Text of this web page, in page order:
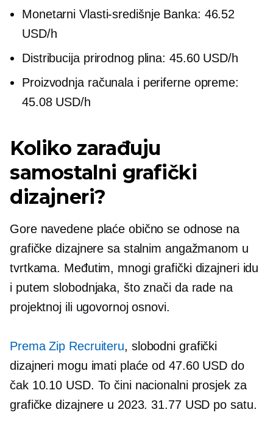
MonetarniVlasti-središnjeBanka: 46.52
USD/h
Distribucija prirodnog plina: 45.60 USD/h
Proizvodnja računala i periferne opreme:
45.08 USD/h
Koliko zarađuju
samostalni grafički
dizajneri?
Gore navedene plaće obično se odnose na
grafičke dizajnere sa stalnim angažmanom u
tvrtkama. Međutim, mnogi grafički dizajneri idu
i putem slobodnjaka, što znači da rade na
projektnoj ili ugovornoj osnovi.
Prema Zip Recruiteru, slobodni grafički
dizajneri mogu imati plaće od 47.60 USD do
čak 10.10 USD. To čini nacionalni prosjek za
grafičke dizajnere u 2023. 31.77 USD po satu.